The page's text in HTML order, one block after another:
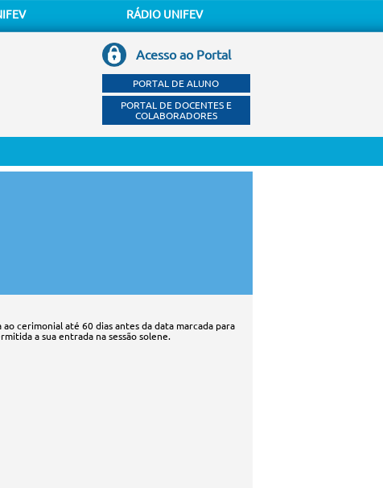
RÁDIO UNIFEV
Acesso ao Portal
PORTAL DE ALUNO
PORTAL DE DOCENTES E
COLABORADORES
cerimonial até 60 dias antes da data marcada para
a sua entrada na sessão solene.